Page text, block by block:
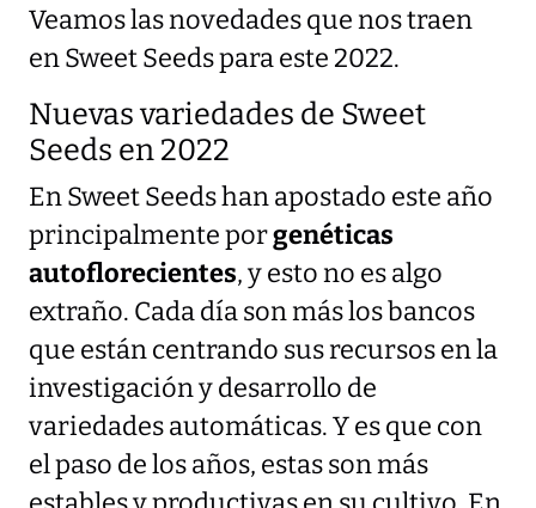
Veamos las novedades que nos traen
en Sweet Seeds para este 2022.
Nuevas variedades de Sweet
Seeds en 2022
En Sweet Seeds han apostado este año
principalmente porgenéticas
autoflorecientes, y esto no es algo
extraño. Cada día son más los bancos
que están centrando sus recursos en la
investigación y desarrollo de
variedades automáticas. Y es que con
el paso de los años, estas son más